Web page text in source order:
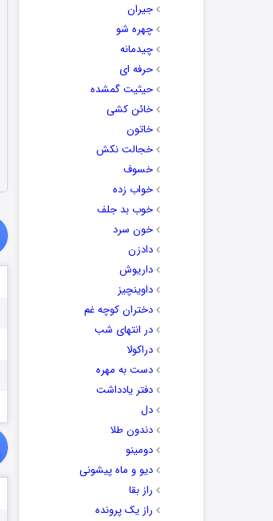
جیران
چهره شو
چیدمانه
حرفه ای
حیثیت گمشده
خائن کشی
خاتون
خجالت نکش
خسوف
خواب زده
خوب بد جلف
خون سرد
دادزن
داریوش
داوینچیز
دختران کوچه غم
در انتهای شب
دراکولا
دست به مهره
دفتر یادداشت
دل
دندون طلا
دومینو
دیو و ماه پیشونی
راز بقا
راز یک پرونده